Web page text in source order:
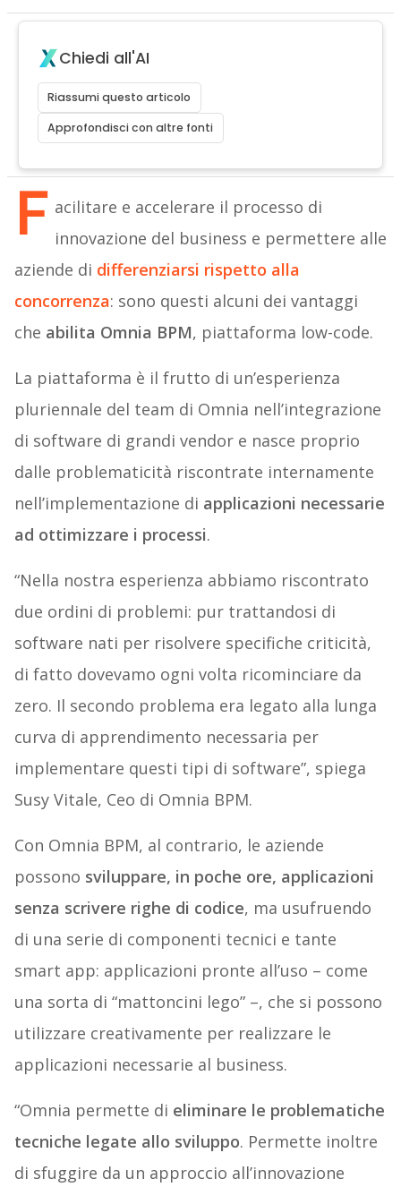
Chiedi all'AI
Riassumi questo articolo
Approfondisci con altre fonti
F acilitare e accelerare il processo di
innovazione del business e permettere alle
aziende di differenziarsi rispetto alla
concorrenza: sono questi alcuni dei vantaggi
che abilita Omnia BPM, piattaforma low-code.
La piattaforma è il frutto di un’esperienza
pluriennale del team di Omnia nell’integrazione
di software di grandi vendor e nasce proprio
dalle problematicità riscontrate internamente
nell’implementazione di applicazioni necessarie
ad ottimizzare i processi.
“Nella nostra esperienza abbiamo riscontrato
due ordini di problemi: pur trattandosi di
software nati per risolvere specifiche criticità,
di fatto dovevamo ogni volta ricominciare da
zero. Il secondo problema era legato alla lunga
curva di apprendimento necessaria per
implementare questi tipi di software”, spiega
Susy Vitale, Ceo di Omnia BPM.
Con Omnia BPM, al contrario, le aziende
possono sviluppare, in poche ore, applicazioni
senza scrivere righe di codice, ma usufruendo
di una serie di componenti tecnici e tante
smart app: applicazioni pronte all’uso – come
una sorta di “mattoncini lego” –, che si possono
utilizzare creativamente per realizzare le
applicazioni necessarie al business.
“Omnia permette di eliminare le problematiche
tecniche legate allo sviluppo. Permette inoltre
di sfuggire da un approccio all’innovazione